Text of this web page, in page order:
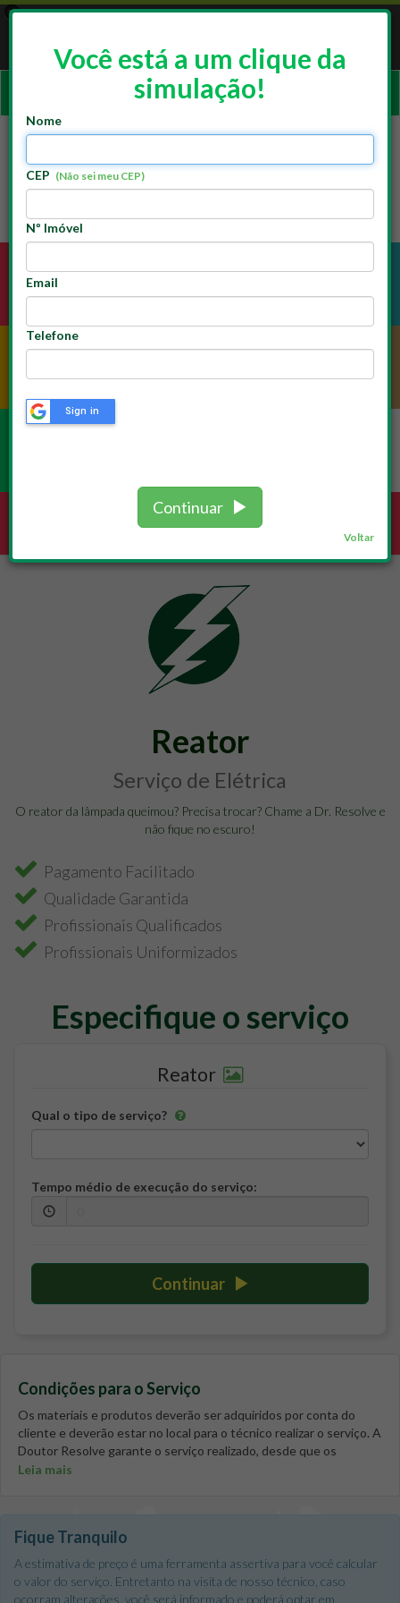
×
GRATUITO - Google Play
Elétrica
Reator
Serviço de Elétrica
O reator da lâmpada queimou? Precisa trocar? Chame a Dr. Resolve e
não fique no escuro!
Pagamento Facilitado
Qualidade Garantida
Profissionais Qualificados
Profissionais Uniformizados
Especifique o serviço
Reator
Qual o tipo de serviço?
Tempo médio de execução do serviço:
Continuar
Condições para o Serviço
Os materiais e produtos deverão ser adquiridos por conta do
cliente e deverão estar no local para o técnico realizar o serviço. A
Doutor Resolve garante o serviço realizado, desde que os
materiais fornecidos pelo cliente sejam de boa qualidade. Em caso
técnico da Doutor Resolve poderá executar o serviço solicitado.
Para realizar este serviço é necessário um técnico. É
responsabilidade do cliente verificar se o modelo do reator
adquirido é compatível com o modelo da luminária e com o tipo
Leia mais
Fique Tranquilo
A estimativa de preço é uma ferramenta assertiva para você calcular
o valor do serviço. Entretanto na visita de nosso técnico, caso
ocorram alterações, você será informado e poderá optar em
Você está a um clique da
simulação!
Nome
CEP (Não sei meu CEP)
Nº Imóvel
Email
Telefone
Sign in
Continuar
Voltar